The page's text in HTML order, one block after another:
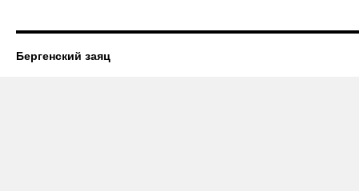
Бергенский заяц